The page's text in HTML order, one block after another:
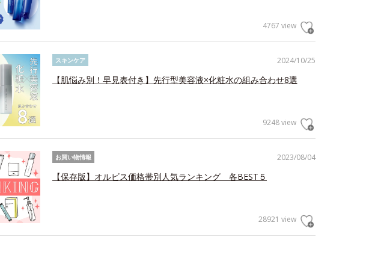
4767 view
2024/10/25
スキンケア
【肌悩み別！早見表付き】先行型美容液×化粧水の組み合わせ8選
9248 view
2023/08/04
お買い物情報
【保存版】オルビス価格帯別人気ランキング 各BEST５
28921 view